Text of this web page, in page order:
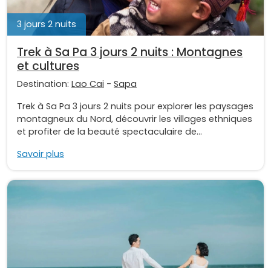
3 jours 2 nuits
Trek à Sa Pa 3 jours 2 nuits : Montagnes
et cultures
Destination: Lao Cai - Sapa
Trek à Sa Pa 3 jours 2 nuits pour explorer les paysages
montagneux du Nord, découvrir les villages ethniques
et profiter de la beauté spectaculaire de...
Savoir plus